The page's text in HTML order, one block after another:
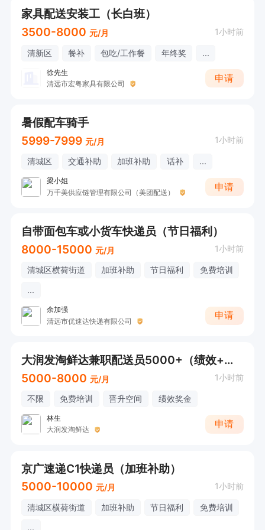
家具配送安装工（长白班）
3500-8000 元/月 1小时前
清新区 餐补 包吃/工作餐 年终奖 ...
徐先生
清远市宏粤家具有限公司
申请
暑假配车骑手
5999-7999 元/月 1小时前
清城区 交通补助 加班补助 话补 ...
梁小姐
万千美供应链管理有限公司（美团配送）
申请
自带面包车或小货车快递员（节日福利）
8000-15000 元/月 1小时前
清城区横荷街道 加班补助 节日福利
免费培训
...
余加强
清远市优速达快递有限公司
申请
大润发淘鲜达兼职配送员5000+（绩效+补贴）
5000-8000 元/月 1小时前
不限 免费培训 晋升空间 绩效奖金
林生
大润发淘鲜达
申请
京广速递C1快递员（加班补助）
5000-10000 元/月 1小时前
清城区横荷街道 加班补助 节日福利
免费培训
...